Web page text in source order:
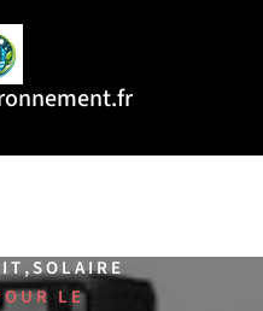
,SOLAIRE
LE